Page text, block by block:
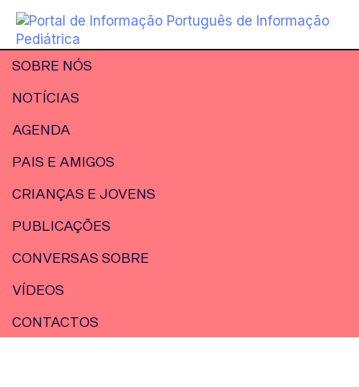
SOBRE NÓS
NOTÍCIAS
AGENDA
PAIS E AMIGOS
CRIANÇAS E JOVENS
PUBLICAÇÕES
CONVERSAS SOBRE
VÍDEOS
CONTACTOS